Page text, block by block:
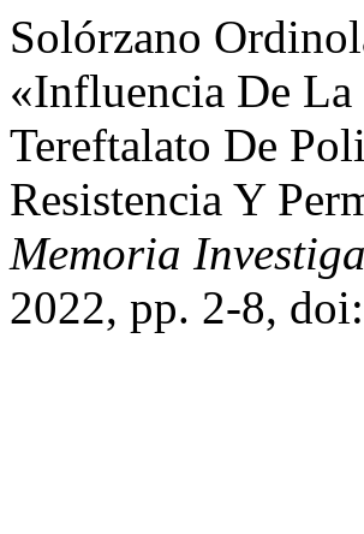
Solórzano
«Influencia De
Tereftalato De
Resistencia Y
Memoria
2022, pp. 2-8,